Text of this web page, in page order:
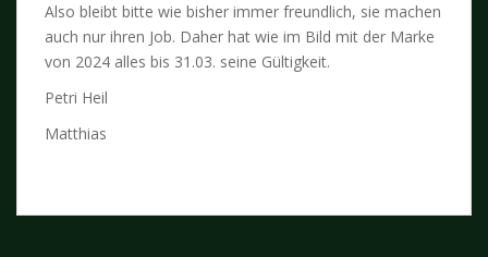
Also bleibt bitte wie bisher immer freundlich, sie machen
auch nur ihren Job. Daher hat wie im Bild mit der Marke
von 2024 alles bis 31.03. seine Gültigkeit.
Petri Heil
Matthias